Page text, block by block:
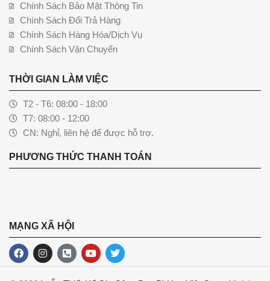
Chính Sách Bảo Mật Thông Tin
Chính Sách Đổi Trả Hàng
Chính Sách Hàng Hóa/Dịch Vụ
Chính Sách Vận Chuyển
THỜI GIAN LÀM VIỆC
T2 - T6: 08:00 - 18:00
T7: 08:00 - 12:00
CN: Nghỉ, liên hệ để được hỗ trợ.
PHƯƠNG THỨC THANH TOÁN
MẠNG XÃ HỘI